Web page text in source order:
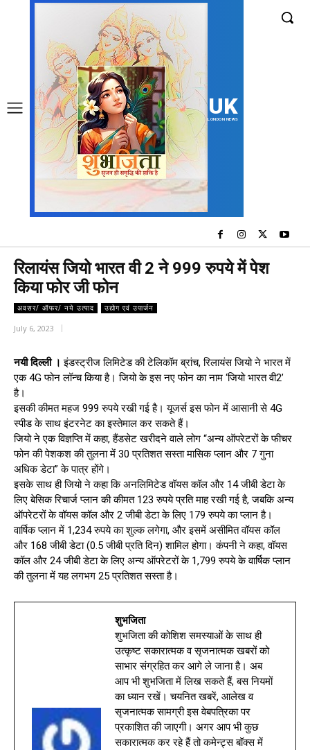
UK
LONDON NEWS
रिलायंस जियो भारत वी 2 ने 999 रुपये में पेश
किया फोर जी फोन
अवसर/ ऑफर/ नये उत्पाद उद्योग एवं उपार्जन
July 6, 2023
नयी दिल्ली । इंडस्ट्रीज लिमिटेड की टेलिकॉम ब्रांच, रिलायंस जियो ने भारत में
एक 4G फोन लॉन्च किया है। जियो के इस नए फोन का नाम ‘जियो भारत वी2’
है।
इसकी कीमत महज 999 रुपये रखी गई है। यूजर्स इस फोन में आसानी से 4G
स्पीड के साथ इंटरनेट का इस्तेमाल कर सकते हैं।
जियो ने एक विज्ञप्ति में कहा, हैंडसेट खरीदने वाले लोग “अन्य ऑपरेटरों के फीचर
फोन की पेशकश की तुलना में 30 प्रतिशत सस्ता मासिक प्लान और 7 गुना
अधिक डेटा” के पात्र होंगे।
इसके साथ ही जियो ने कहा कि अनलिमिटेड वॉयस कॉल और 14 जीबी डेटा के
लिए बेसिक रिचार्ज प्लान की कीमत 123 रुपये प्रति माह रखी गई है, जबकि अन्य
ऑपरेटरों के वॉयस कॉल और 2 जीबी डेटा के लिए 179 रुपये का प्लान है।
वार्षिक प्लान में 1,234 रुपये का शुल्क लगेगा, और इसमें असीमित वॉयस कॉल
और 168 जीबी डेटा (0.5 जीबी प्रति दिन) शामिल होगा। कंपनी ने कहा, वॉयस
कॉल और 24 जीबी डेटा के लिए अन्य ऑपरेटरों के 1,799 रुपये के वार्षिक प्लान
की तुलना में यह लगभग 25 प्रतिशत सस्ता है।
शुभजिता
शुभजिता की कोशिश समस्याओं के साथ ही
उत्कृष्ट सकारात्मक व सृजनात्मक खबरों को
साभार संग्रहित कर आगे ले जाना है। अब
आप भी शुभजिता में लिख सकते हैं, बस नियमों
का ध्यान रखें। चयनित खबरें, आलेख व
सृजनात्मक सामग्री इस वेबपत्रिका पर
प्रकाशित की जाएगी। अगर आप भी कुछ
सकारात्मक कर रहे हैं तो कमेन्ट्स बॉक्स में